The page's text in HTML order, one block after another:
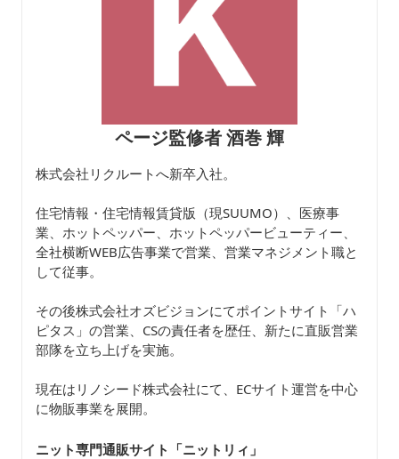
ページ監修者 酒巻 輝
株式会社リクルートへ新卒入社。
住宅情報・住宅情報賃貸版（現SUUMO）、医療事
業、ホットペッパー、ホットペッパービューティー、
全社横断WEB広告事業で営業、営業マネジメント職と
して従事。
その後株式会社オズビジョンにてポイントサイト「ハ
ピタス」の営業、CSの責任者を歴任、新たに直販営業
部隊を立ち上げを実施。
現在はリノシード株式会社にて、ECサイト運営を中心
に物販事業を展開。
ニット専門通販サイト「ニットリィ 」